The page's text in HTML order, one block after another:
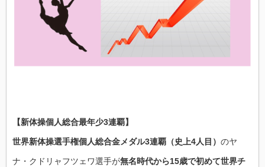
ー
バ
リ
ー
成
【新体操個人総合最年少3連覇】
世界新体操選手権個人総合金メダル3連覇（史上4人目） のヤ
ナ・クドリャフツェワ選手が無名時代から15歳で初めて世界チ